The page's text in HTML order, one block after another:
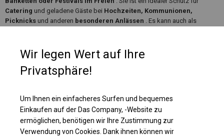
Catering und geladene Gäste bei Hochzeiten, Kommunionen,
Picknicks und anderen besonderen Anlässen . Es kann auch als
Räumlichkeiten genutzt werden.
Plane ändern
Wir legen Wert auf Ihre
Privatsphäre!
Um Ihnen ein einfacheres Surfen und bequemes
Einkaufen auf der Das Company, -Website zu
ermöglichen, benötigen wir Ihre Zustimmung zur
Verwendung von Cookies. Dank ihnen können wir